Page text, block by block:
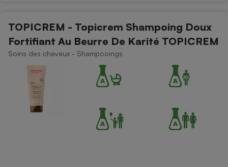
TOPICREM - Topicrem Shampoing Doux
Fortifiant Au Beurre De Karité TOPICREM
Soins des cheveux - Shampooings